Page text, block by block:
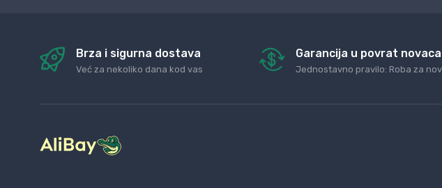
Brza i sigurna dostava
Već za nekoliko dana kod vas
Garancija u povrat novaca
Jednostavno pravilo: Roba za